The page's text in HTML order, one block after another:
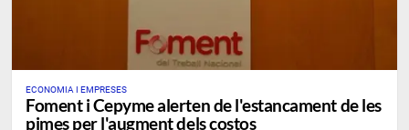
ECONOMIA I EMPRESES
Foment i Cepyme alerten de l'estancament de les
pimes per l'augment dels costos